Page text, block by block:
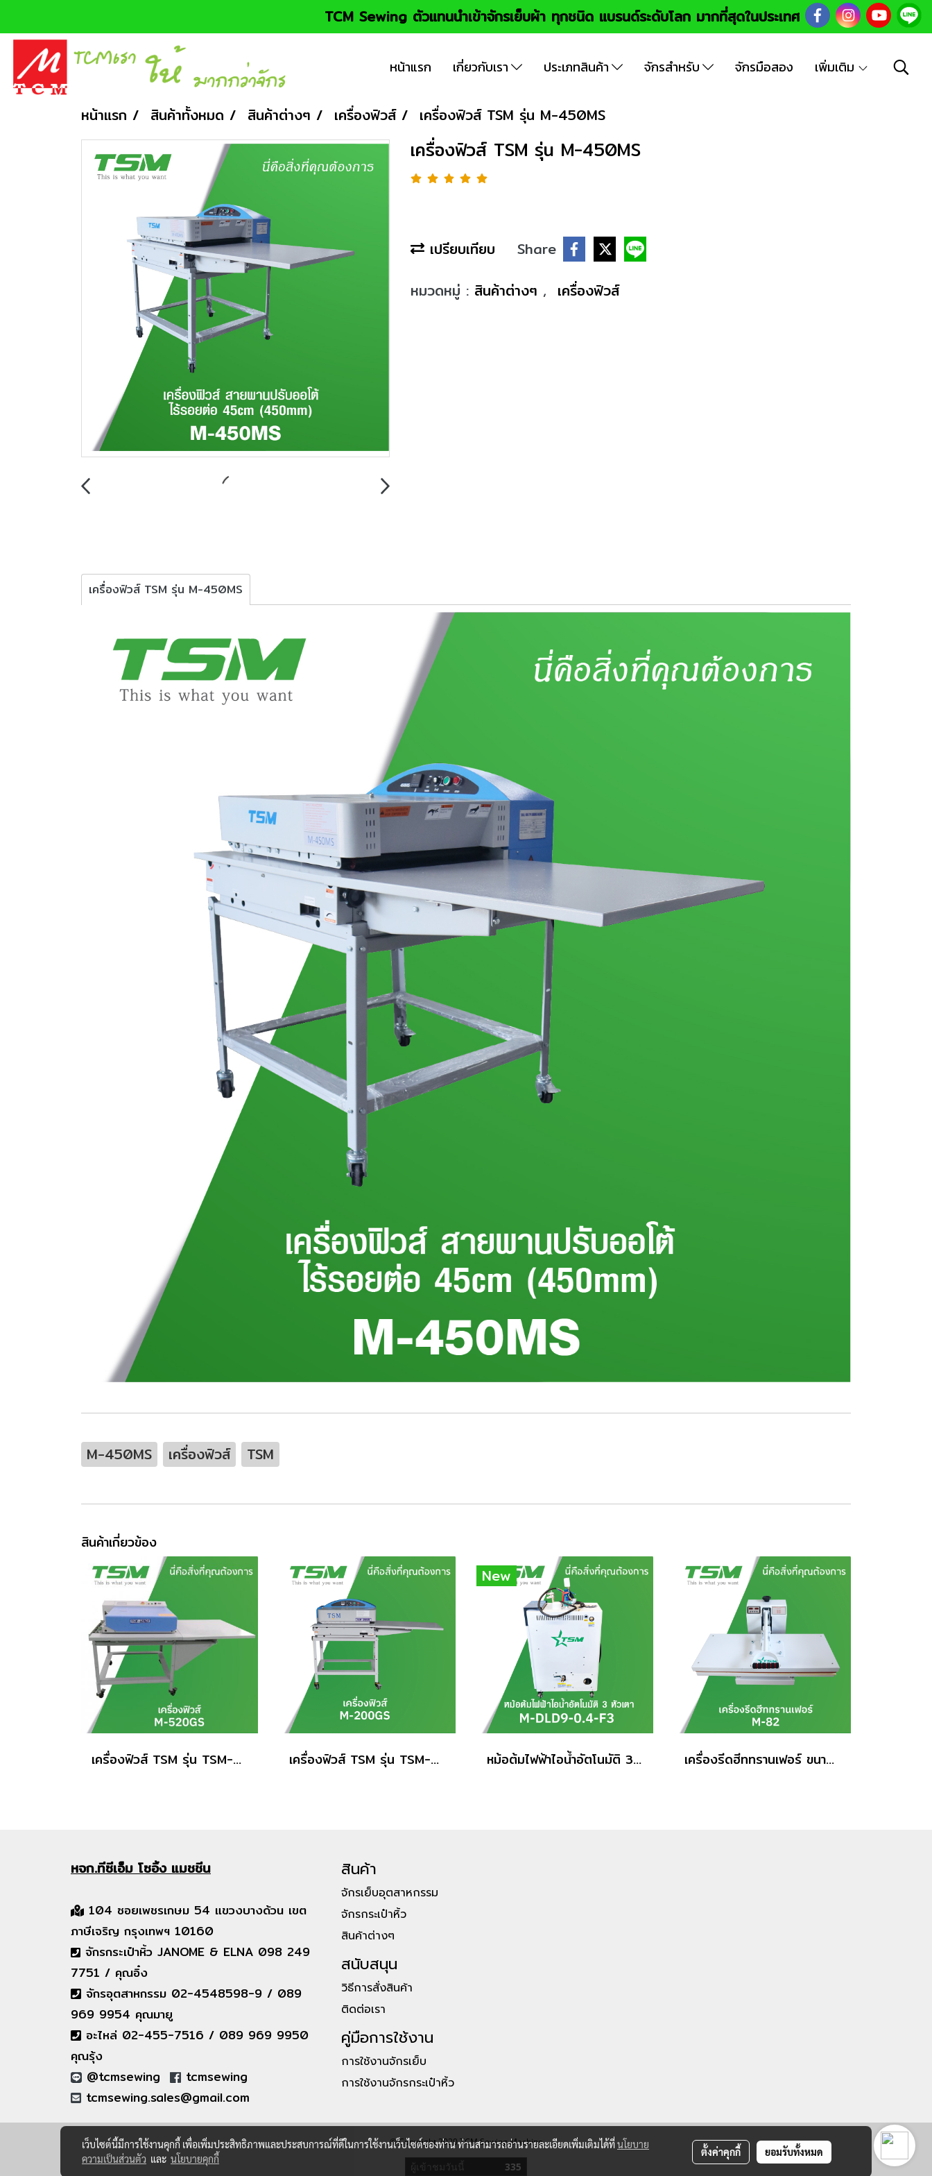
TCM Sewing ตัวแทนนำเข้าจักรเย็บผ้า ทุกชนิด แบรนด์ระดับโลก มากที่สุดในประเทศ
หน้าแรก เกี่ยวกับเรา ประเภทสินค้า จักรสำหรับ จักรมือสอง เพิ่มเติม
หน้าแรก สินค้าทั้งหมด สินค้าต่างๆ เครื่องฟิวส์ เครื่องฟิวส์ TSM รุ่น M-450MS
เครื่องฟิวส์ TSM รุ่น M-450MS
เปรียบเทียบ
Share
หมวดหมู่ : สินค้าต่างๆ , เครื่องฟิวส์
เครื่องฟิวส์ TSM รุ่น M-450MS
M-450MS เครื่องฟิวส์ TSM
สินค้าเกี่ยวข้อง
เครื่องฟิวส์ TSM รุ่น TSM-520GS เครื่องฟิวส์ TSM รุ่น TSM-200GS
New
หม้อต้มไฟฟ้าไอน้ำอัตโนมัติ 3 หัวเตา TSM รุ่น M-DLD9-0.4-F3 เครื่องรีดฮีททรานเฟอร์ ขนาด 82 นิ้ว TSM รุ่น M-82
หจก.ทีซีเอ็ม โซอิ้ง แมชชีน
104 ซอยเพชรเกษม 54 แขวงบางด้วน เขต
ภาษีเจริญ กรุงเทพฯ 10160
จักรกระเป๋าหิ้ว JANOME & ELNA 098 249
7751 / คุณอิ๋ง
จักรอุตสาหกรรม 02-4548598-9 / 089
969 9954 คุณมายู
อะไหล่ 02-455-7516 / 089 969 9950
คุณรุ้ง
@tcmsewing
tcmsewing
tcmsewing.sales@gmail.com
สินค้า
จักรเย็บอุตสาหกรรม
จักรกระเป๋าหิ้ว
สินค้าต่างๆ
สนับสนุน
วิธีการสั่งสินค้า
ติดต่อเรา
คู่มือการใช้งาน
การใช้งานจักรเย็บ
การใช้งานจักรกระเป๋าหิ้ว
© Copyright 2020 TCM Sewing Machine
ผู้เข้าชมวันนี้ 335
เว็บไซต์นี้มีการใช้งานคุกกี้ เพื่อเพิ่มประสิทธิภาพและประสบการณ์ที่ดีในการใช้งานเว็บไซต์ของท่าน ท่านสามารถอ่านรายละเอียดเพิ่มเติมได้ที่นโยบาย
ความเป็นส่วนตัว และ นโยบายคุกกี้
ตั้งค่าคุกกี้ ยอมรับทั้งหมด